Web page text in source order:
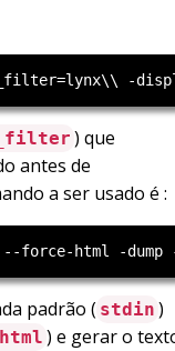
) que
antes de
a ser usado é :
padrão ( stdin )
) e gerar o